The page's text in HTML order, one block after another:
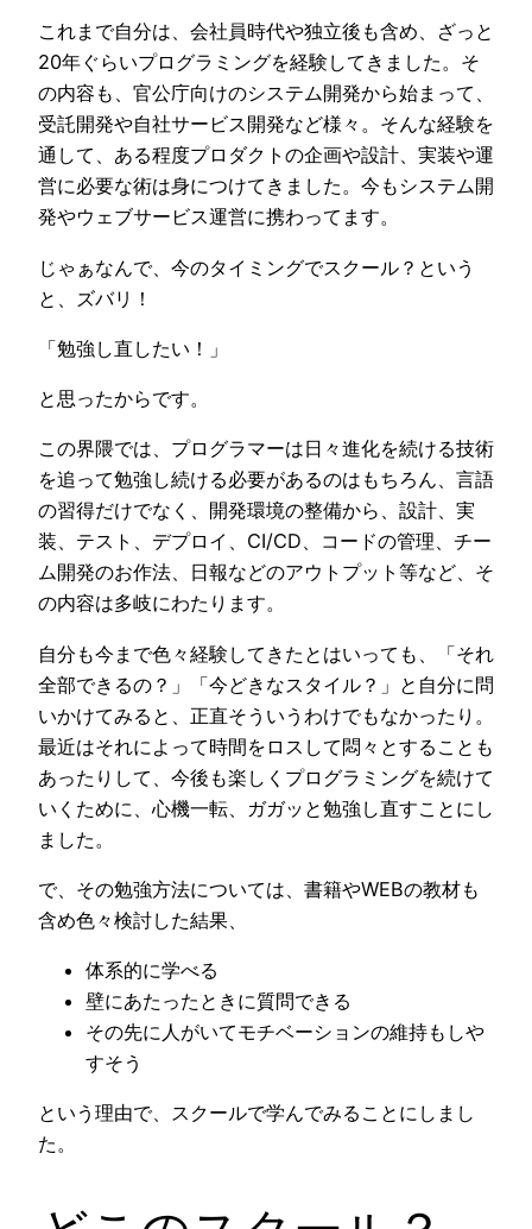
これまで自分は、会社員時代や独立後も含め、ざっと
20年ぐらいプログラミングを経験してきました。そ
の内容も、官公庁向けのシステム開発から始まって、
受託開発や自社サービス開発など様々。そんな経験を
通して、ある程度プロダクトの企画や設計、実装や運
営に必要な術は身につけてきました。今もシステム開
発やウェブサービス運営に携わってます。
じゃぁなんで、今のタイミングでスクール？という
と、ズバリ！
「勉強し直したい！」
と思ったからです。
この界隈では、プログラマーは日々進化を続ける技術
を追って勉強し続ける必要があるのはもちろん、言語
の習得だけでなく、開発環境の整備から、設計、実
装、テスト、デプロイ、CI/CD、コードの管理、チー
ム開発のお作法、日報などのアウトプット等など、そ
の内容は多岐にわたります。
自分も今まで色々経験してきたとはいっても、「それ
全部できるの？」「今どきなスタイル？」と自分に問
いかけてみると、正直そういうわけでもなかったり。
最近はそれによって時間をロスして悶々とすることも
あったりして、今後も楽しくプログラミングを続けて
いくために、心機一転、ガガッと勉強し直すことにし
ました。
で、その勉強方法については、書籍やWEBの教材も
含め色々検討した結果、
体系的に学べる
壁にあたったときに質問できる
その先に人がいてモチベーションの維持もしや
すそう
という理由で、スクールで学んでみることにしまし
た。